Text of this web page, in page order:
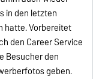
in den letzten
hatte. Vorbereitet
den Career Service
Besucher den
geben.